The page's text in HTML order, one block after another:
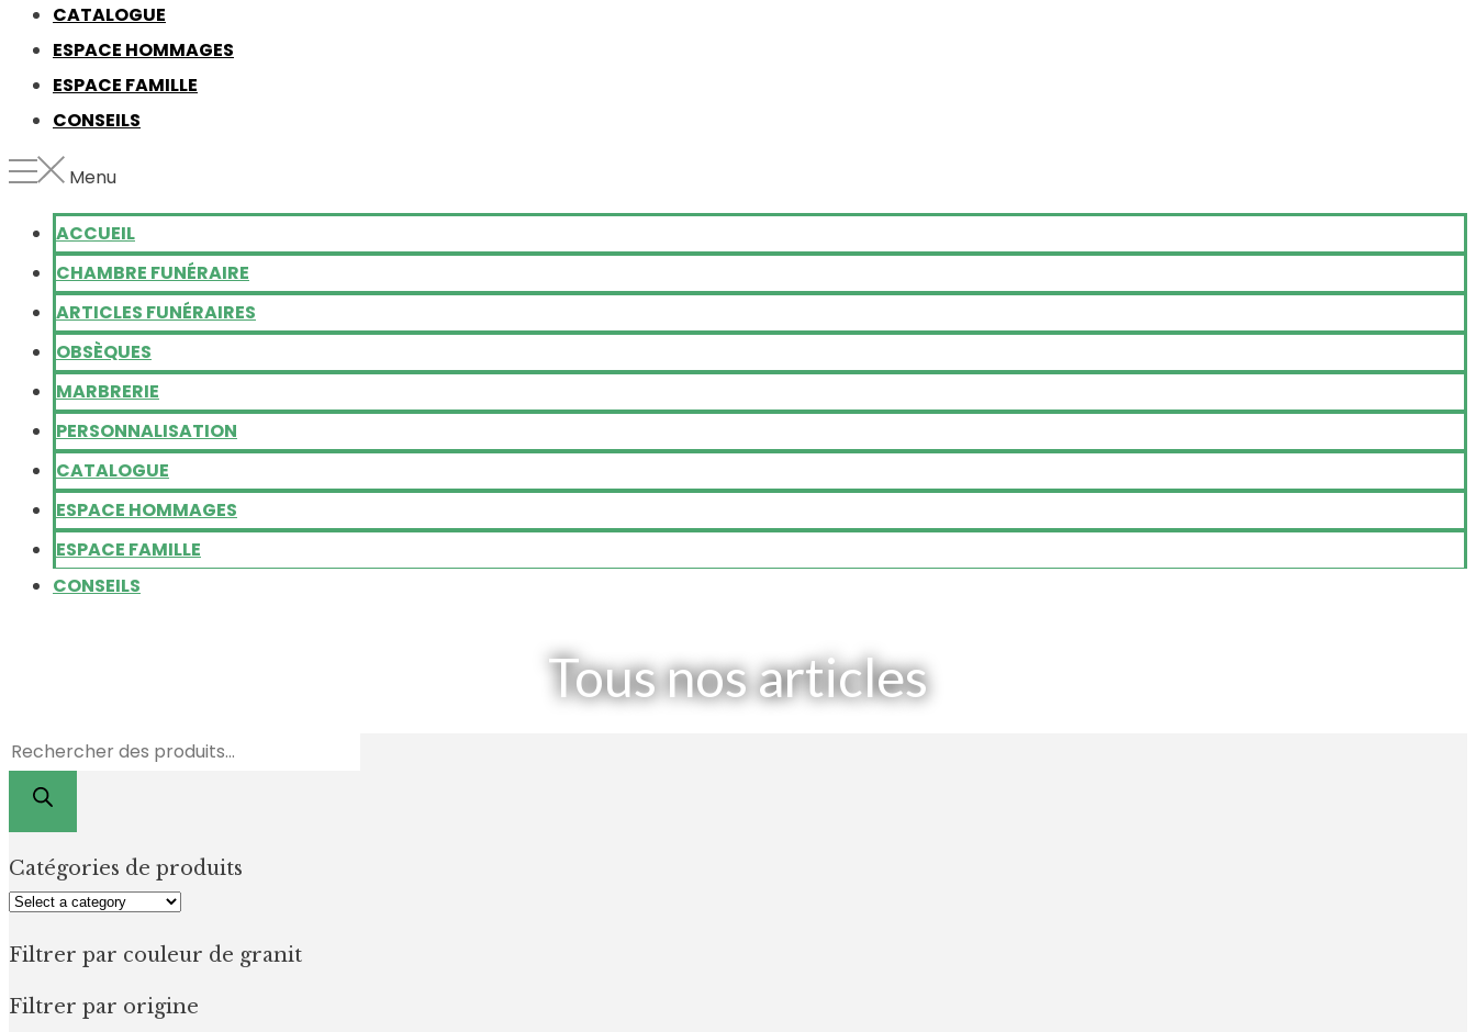
CATALOGUE
ESPACE HOMMAGES
ESPACE FAMILLE
CONSEILS
Menu
ACCUEIL
CHAMBRE FUNÉRAIRE
ARTICLES FUNÉRAIRES
OBSÈQUES
MARBRERIE
PERSONNALISATION
CATALOGUE
ESPACE HOMMAGES
ESPACE FAMILLE
CONSEILS
Tous nos articles
Recherche
Catégories de produits
Filtrer par couleur de granit
Filtrer par origine